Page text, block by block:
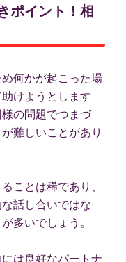
ポイント！相
何かが起こった場
けようとします
の問題でつまづ
難しいことがあり
ことは稀であり、
話し合いではな
多いでしょう。
は良好なパートナ